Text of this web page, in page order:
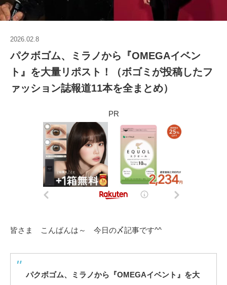
2026.02.8
パクボゴム、ミラノから『OMEGAイベン
ト』を大量リポスト！（ボゴミが投稿したフ
ァッション誌報道11本を全まとめ）
PR
皆さま こんばんは～ 今日の〆記事です^^
パクボゴム、ミラノから『OMEGAイベント』を大